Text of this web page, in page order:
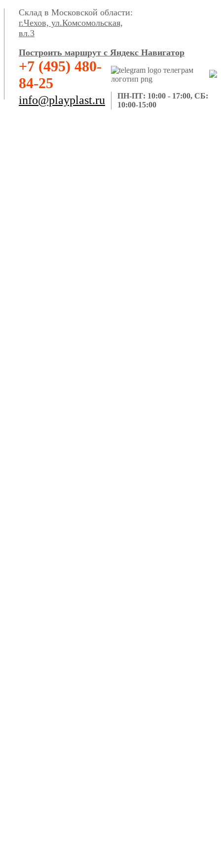
Склад в Московской области:
г.Чехов, ул.Комсомольская,
вл.3
Построить маршрут с Яндекс Навигатор
+7 (495) 480-
84-25
info@playplast.ru
ПН-ПТ: 10:00 - 17:00, СБ:
10:00-15:00